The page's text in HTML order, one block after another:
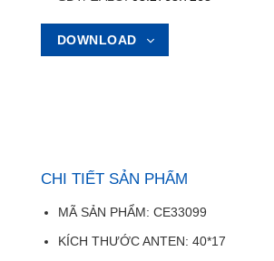
DOWNLOAD
CHI TIẾT SẢN PHẨM
MÃ SẢN PHẨM: CE33099
KÍCH THƯỚC ANTEN: 40*17